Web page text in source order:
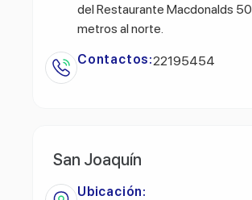
del Restaurante Macdonalds 50
metros al norte.
Contactos:22195454
San Joaquín
Ubicación: